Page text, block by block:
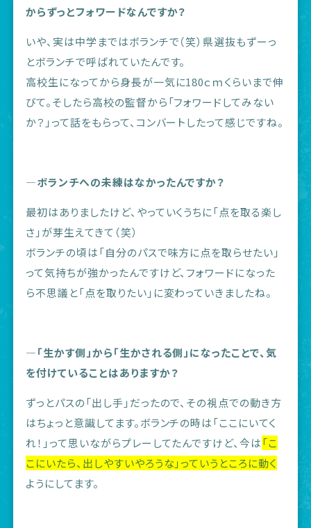
からずっとフォワードなんですか？
いや、実は中学まではボランチで（笑）県選抜もずーっ
とボランチで呼ばれていたんです。
高校生になってから身長が一気に180ｃｍくらいまで伸
びて。そしたら高校の監督から「フォワードしてみない
か？」って話をもらって、コンバートしたって感じですね。
―ボランチへの未練はなかったんですか？
最初はありましたけど、やっていくうちに「点を取る楽し
さ」が芽生えてきて（笑）
ボランチの頃は「自分のパスで味方に点を取らせたい」
って気持ちが強かったんですけど、フォワードになった
ら不思議と「点を取りたい」に変わっていきましたね。
―「生かす側」から「生かされる側」になったことで、気
を付けていることはありますか？
ずっとパスの「出し手」だったので、その視点での動き方
はちょっと意識してます。ボランチの時は「ここにいてく
れ！」って思いながらプレーしてたんですけど、今は 「こ
こにいたら、出しやすいやろうな」っていうところに動く
ようにしてます。